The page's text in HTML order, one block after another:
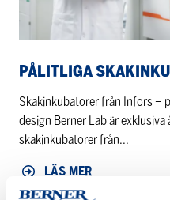
PÅLITLIGA
Skakinkubatorer från Infors –
design Berner Lab är
skakinkubatorer från...
LÄS MER